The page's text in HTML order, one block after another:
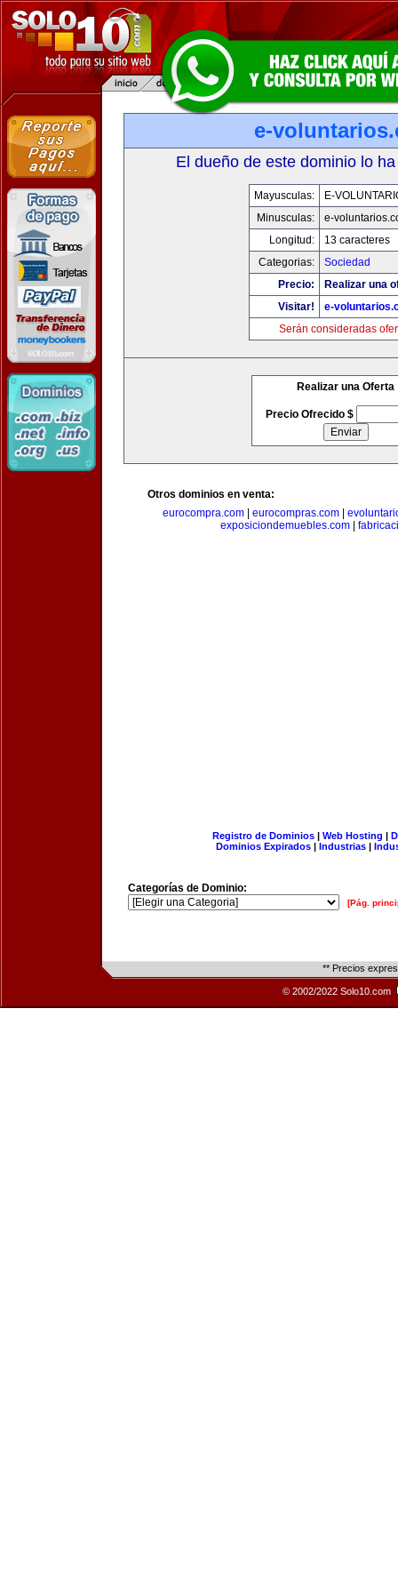
e-
El dueño de este dominio lo
Mayusculas:
E-
Minusculas:
e-
Longitud:
13 caracteres
Categorias:
Sociedad
Precio:
Realizar una
Visitar!
e-
Serán consideradas
Realizar una Oferta
Precio Ofrecido $
Otros dominios en venta:
eurocompra.com| eurocompras.com|
exposiciondemuebles.com|
Registro de Dominios| Web Hosting |
Dominios Expirados | Industrias |
Categorías de Dominio:
[Pág.
** Precios
© 2002/2022 Solo10.com